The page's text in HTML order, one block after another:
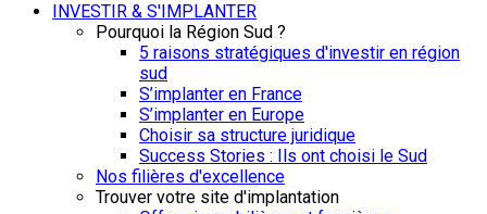
INVESTIR & S'IMPLANTER
Pourquoi la Région Sud ?
5 raisons stratégiques d'investir en région
sud
S’implanter en France
S’implanter en Europe
Choisir sa structure juridique
Success Stories : Ils ont choisi le Sud
Nos filières d'excellence
Trouver votre site d'implantation